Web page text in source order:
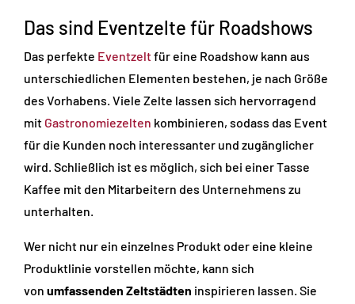
Das sind Eventzelte für Roadshows
Das perfekte Eventzeltfür eine Roadshow kann aus
unterschiedlichen Elementen bestehen, je nach Größe
des Vorhabens. Viele Zelte lassen sich hervorragend
mit Gastronomiezelten kombinieren, sodass das Event
für die Kunden noch interessanter und zugänglicher
wird. Schließlich ist es möglich, sich bei einer Tasse
Kaffee mit den Mitarbeitern des Unternehmens zu
unterhalten.
Wer nicht nur ein einzelnes Produkt oder eine kleine
Produktlinie vorstellen möchte, kann sich
von umfassenden Zeltstädten inspirieren lassen. Sie